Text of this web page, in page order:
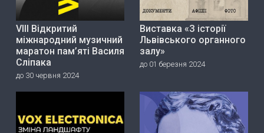
VIII Відкритий
міжнародний музичний
маратон пам’яті Василя
Сліпака
до 30 червня 2024
Виставка «З історії
Львівського органного
залу»
до 01 березня 2024